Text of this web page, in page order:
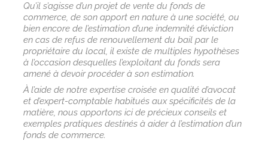
Qu’il s’agisse d’un projet de vente du fonds de
commerce, de son apport en nature à une société, ou
bien encore de l’estimation d’une indemnité d’éviction
en cas de refus de renouvellement du bail par le
propriétaire du local, il existe de multiples hypothèses
à l’occasion desquelles l’exploitant du fonds sera
amené à devoir procéder à son estimation.
À l’aide de notre expertise croisée en qualité d’avocat
et d’expert-comptable habitués aux spécificités de la
matière, nous apportons ici de précieux conseils et
exemples pratiques destinés à aider à l’estimation d’un
fonds de commerce.